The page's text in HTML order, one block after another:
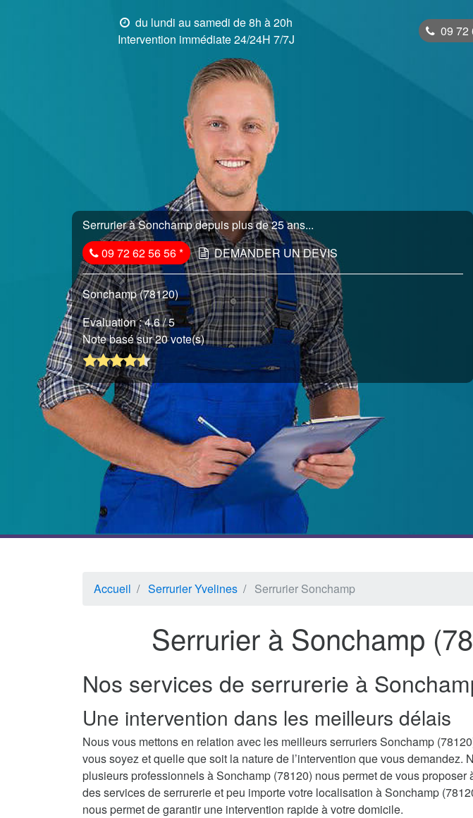
du lundi au samedi de 8h à 20h
Intervention immédiate 24/24H 7/7J
09 72
Serrurier à Sonchamp depuis plus de 25 ans...
09 72 62 56 56* DEMANDER UN DEVIS
Sonchamp (78120)
Evaluation :4.6/ 5
Note basé sur 20 vote(s)
Accueil Serrurier Yvelines Serrurier Sonchamp
Serrurier à Sonchamp
Nos services de serrurerie à
Une intervention dans les meilleurs délais
Nous vous mettons en relation avec les meilleurs serruriers Sonchamp
vous soyez et quelle que soit la nature de l’intervention que vous demandez.
plusieurs professionnels à Sonchamp (78120) nous permet de vous proposer
des services de serrurerie et peu importe votre localisation à Sonchamp
nous permet de garantir une intervention rapide à votre domicile.